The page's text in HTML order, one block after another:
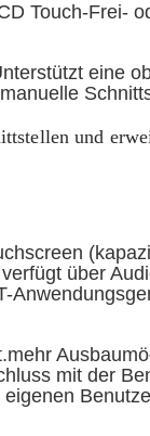
Touch-Frei-
eine
und
über
mit der